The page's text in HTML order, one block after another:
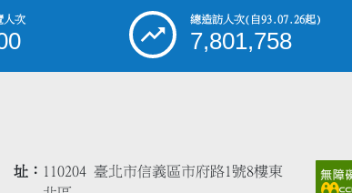
人次 總造訪人次(自93.07.26起)
7,801,758
址
110204 臺北市信義區市府路1號8樓東